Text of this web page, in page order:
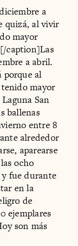
a
quizá, al vivir
mayor
caption]Las
a abril.
porque al
mayor
San
ballenas
entre 8
alrededor
aparearse
ocho
y fue durante
en la
de
ejemplares
son más